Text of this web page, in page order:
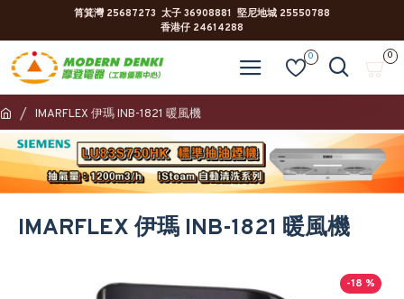
筲箕灣 25687273 太子 36908881 堅尼地城 25550788
香港仔 24614288
0 0
IMARFLEX 伊瑪 INB-1821 暖風機
IMARFLEX 伊瑪 INB-1821 暖風機
-18 %